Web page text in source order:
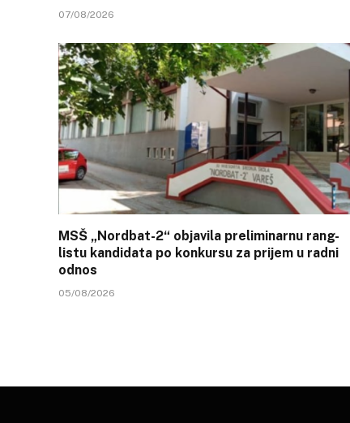
07/08/2026
MSŠ „Nordbat-2“ objavila preliminarnu rang-
listu kandidata po konkursu za prijem u radni
odnos
05/08/2026